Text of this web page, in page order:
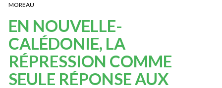
MOREAU
EN NOUVELLE-
CALÉDONIE, LA
RÉPRESSION COMME
SEULE RÉPONSE AUX